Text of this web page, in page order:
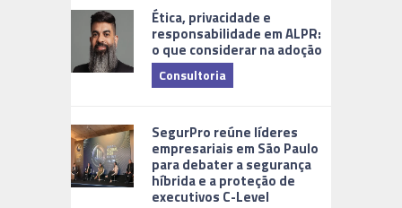
Ética, privacidade e
responsabilidade em ALPR:
o que considerar na adoção
Consultoria
SegurPro reúne líderes
empresariais em São Paulo
para debater a segurança
híbrida e a proteção de
executivos C-Level